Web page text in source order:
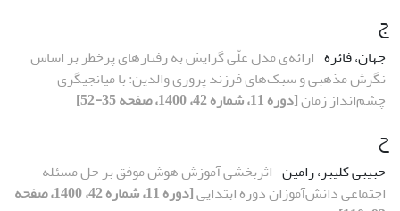
ج
جهان، فائزه ارائه‌ی مدل علّی گرایش به رفتارهای پرخطر بر اساس
نگرش مذهبی و سبک‌های فرزند پروری والدین: با میانجیگری
چشم‌انداز زمان[دوره 11، شماره 42، 1400، صفحه 35-52]
ح
حبیبی کلیبر، رامین اثربخشی آموزش هوش موفق بر حل مسئله
اجتماعی دانش‌آموزان دوره ابتدایی
[دوره 11، شماره 42، 1400، صفحه